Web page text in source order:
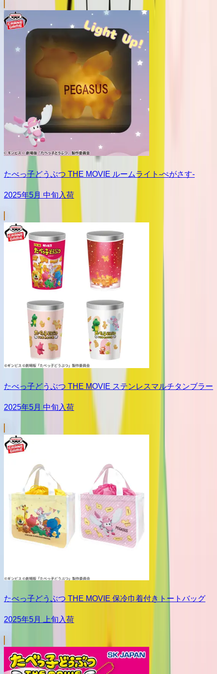
たべっ子どうぶつ THE MOVIE ルームライト-ぺがさす-
2025年5月 中旬入荷
たべっ子どうぶつ THE MOVIE ステンレスマルチタンブラー
2025年5月 中旬入荷
たべっ子どうぶつ THE MOVIE 保冷巾着付きトートバッグ
2025年5月 上旬入荷